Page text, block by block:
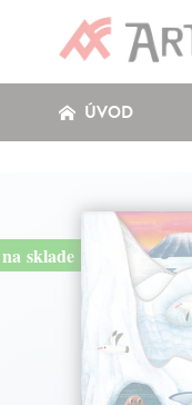
ÚVOD
na sklade